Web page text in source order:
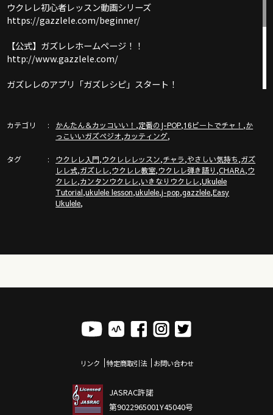
ウクレレ初心者レッスン動画シリーズ
https://gazzlele.com/beginner/
【公式】ガズレレホームページ！！
http://www.gazzlele.com/
ガズレレのアプリ「ガズレシピ」スタート！
ガズのわがままウクレレ
https://gazzlele.com/wagamamaukulele/
ガズのサブチャンネル「ガズトーク！」
https://www.youtube.com/channel/UC8YUGZF76p-
GD_HKq_ZQRHA
カテゴリ かんたん＆カッコいい！ ,定番のJ-POP,16ビートでチャ！ ,か
っこいいガズペジオ,カッティング,
タグ ウクレレ入門,ウクレレレッスン,チャラ,やさしい気持ち,ガズ
レレ式,ガズレレ,ウクレレ教室,ウクレレ弾き語り ,CHARA,ウ
クレレ,カンタンウクレレ,いきなりウクレレ,Ukulele
Tutorial,ukulele lesson,ukulele,j-pop,gazzlele,Easy
Ukulele,
リンク 特定商取引法 お問い合わせ
JASRAC許諾
第9022965001Y45040号